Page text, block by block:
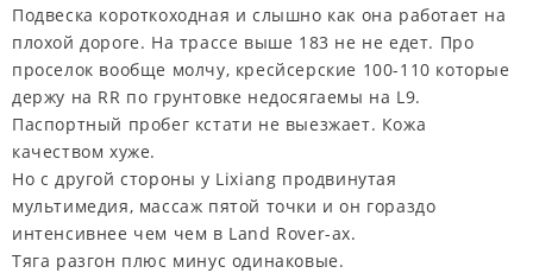
Подвеска короткоходная и слышно как она работает на
плохой дороге. На трассе выше 183 не не едет. Про
проселок вообще молчу, кресйсерские 100-110 которые
держу на RR по грунтовке недосягаемы на L9.
Паспортный пробег кстати не выезжает. Кожа
качеством хуже.
Но с другой стороны у Lixiang продвинутая
мультимедия, массаж пятой точки и он гораздо
интенсивнее чем чем в Land Rover-ах.
Тяга разгон плюс минус одинаковые.